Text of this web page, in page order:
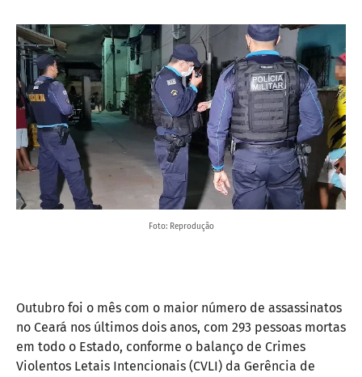
Foto: Reprodução
Outubro foi o mês com o maior número de assassinatos
no Ceará nos últimos dois anos, com 293 pessoas mortas
em todo o Estado, conforme o balanço de Crimes
Violentos Letais Intencionais (CVLI) da Gerência de